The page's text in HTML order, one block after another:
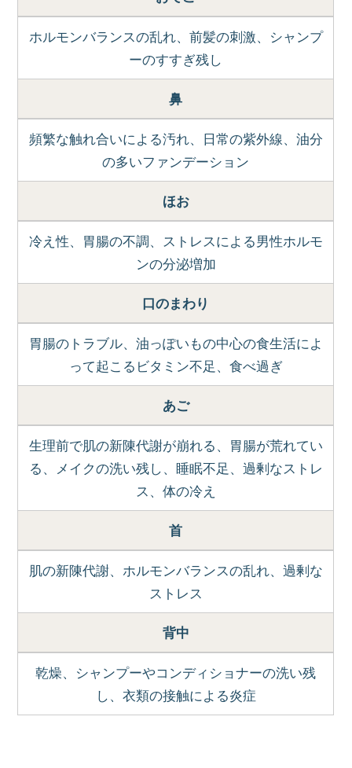
ホルモンバランスの乱れ、前髪の刺激、シャンプ
ーのすすぎ残し
鼻
頻繁な触れ合いによる汚れ、日常の紫外線、油分
の多いファンデーション
ほお
冷え性、胃腸の不調、ストレスによる男性ホルモ
ンの分泌増加
口のまわり
胃腸のトラブル、油っぽいもの中心の食生活によ
って起こるビタミン不足、食べ過ぎ
あご
生理前で肌の新陳代謝が崩れる、胃腸が荒れてい
る、メイクの洗い残し、睡眠不足、過剰なストレ
ス、体の冷え
首
肌の新陳代謝、ホルモンバランスの乱れ、過剰な
ストレス
背中
乾燥、シャンプーやコンディショナーの洗い残
し、衣類の接触による炎症